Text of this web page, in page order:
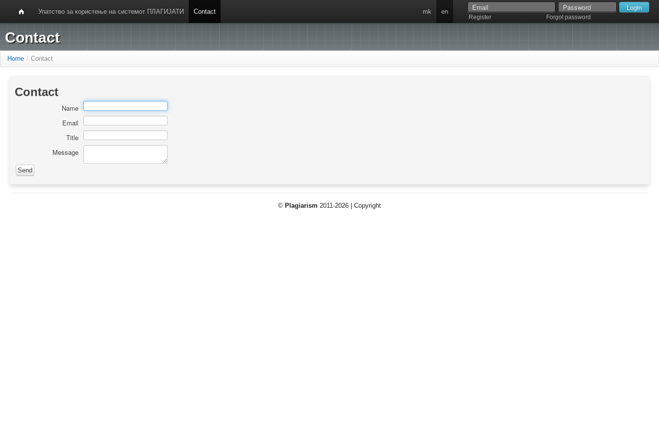
Упатство за користење на системот ПЛАГИЈАТИ Contact
Register Forgot password
mk en
Contact
Home / Contact
Contact
Name
Email
Title
Message
© Plagiarism 2011-2026 | Copyright